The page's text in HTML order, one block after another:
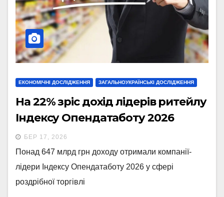
ЕКОНОМІЧНІ ДОСЛІДЖЕННЯ ЗАГАЛЬНОУКРАЇНСЬКІ ДОСЛІДЖЕННЯ
На 22% зріс дохід лідерів ритейлу
Індексу Опендатаботу 2026
БЕР 17, 2026
Понад 647 млрд грн доходу отримали компанії-
лідери Індексу Опендатаботу 2026 у сфері
роздрібної торгівлі